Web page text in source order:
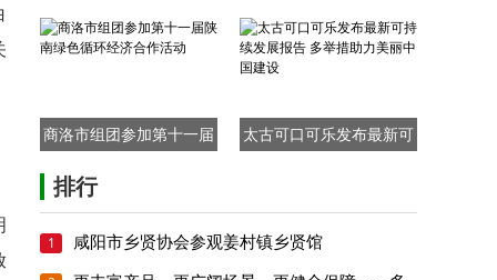
生态产业园
商洛市组团参加第十一届
太古可口可乐发布最新可
排行
1 咸阳市乡贤协会参观姜村镇乡贤馆